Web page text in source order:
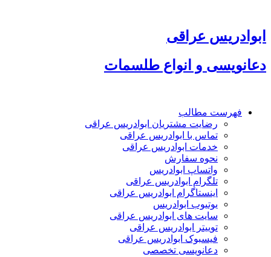
محتوا
ابوادریس عراقی
دعانویسی و انواع طلسمات
فهرست مطالب
رضایت مشتریان ابوادریس عراقی
تماس با ابوادریس عراقی
خدمات ابوادریس عراقی
نحوه سفارش
واتساپ ابوادریس
تلگرام ابوادریس عراقی
اینستاگرام ابوادریس عراقی
یوتیوب ابوادریس
سایت های ابوادریس عراقی
توییتر ابوادریس عراقی
فیسبوک ابوادریس عراقی
دعانویسی تخصصی